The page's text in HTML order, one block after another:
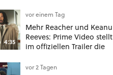
4:35
vor einem Tag
Mehr Reacher und Keanu
Reeves: Prime Video stellt
im offiziellen Trailer die
August 2026 vor
vor 2 Tagen